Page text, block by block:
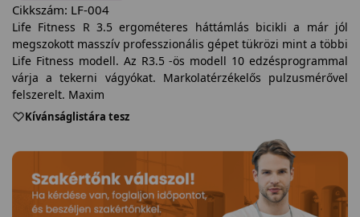
Cikkszám: LF-004
Life Fitness R 3.5 ergométeres háttámlás bicikli a már jól
megszokott masszív professzionális gépet tükrözi mint a többi
Life Fitness modell. Az R3.5 -ös modell 10 edzésprogrammal
várja a tekerni vágyókat. Markolatérzékelős pulzusmérővel
felszerelt. Maxim
Kívánságlistára tesz